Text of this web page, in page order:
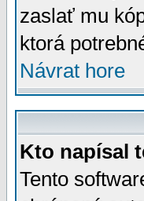
zaslať mu
ktorá
Návrat hore
Kto napísal
Tento